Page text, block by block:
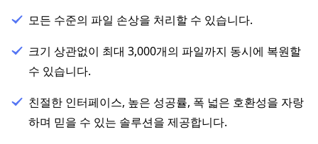
모든 수준의 파일 손상을 처리할 수 있습니다.
크기 상관없이 최대 3,000개의 파일까지 동시에 복원할
수 있습니다.
친절한 인터페이스, 높은 성공률, 폭 넓은 호환성을 자랑
하며 믿을 수 있는 솔루션을 제공합니다.